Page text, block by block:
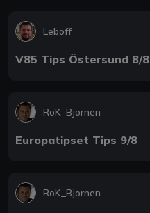
Leboff
V85 Tips Östersund 8/8
RoK_Bjornen
Europatipset Tips 9/8
RoK_Bjornen